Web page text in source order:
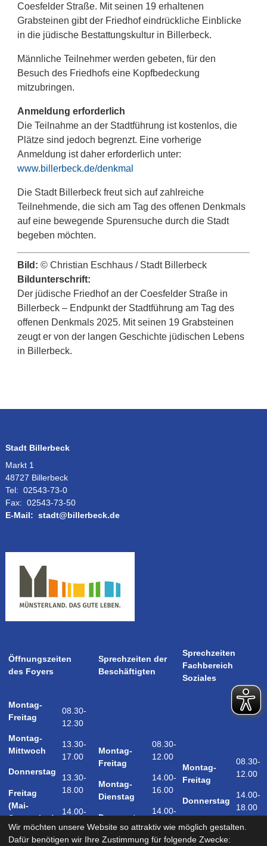
Coesfelder Straße. Mit seinen 19 erhaltenen
Grabsteinen gibt der Friedhof eindrückliche Einblicke
in die jüdische Bestattungskultur in Billerbeck.
Männliche Teilnehmer werden gebeten, für den
Besuch des Friedhofs eine Kopfbedeckung
mitzubringen.
Anmeldung erforderlich
Die Teilnahme an der Stadtführung ist kostenlos, die
Plätze sind jedoch begrenzt. Eine vorherige
Anmeldung ist daher erforderlich unter:
www.billerbeck.de/denkmal
Die Stadt Billerbeck freut sich auf zahlreiche
Teilnehmende, die sich am Tag des offenen Denkmals
auf eine bewegende Spurensuche durch die Stadt
begeben möchten.
Bild: © Christian Eschhaus / Stadt Billerbeck
Bildunterschrift:
Der jüdische Friedhof an der Coesfelder Straße in
Billerbeck – Endpunkt der Stadtführung am Tag des
offenen Denkmals 2025. Mit seinen 19 Grabsteinen
zeugt er von der langen Geschichte jüdischen Lebens
in Billerbeck.
Stadt Billerbeck
Markt 1
48727 Billerbeck
Tel: 02543-73-0
Fax: 02543-73-50
E-Mail: stadt@billerbeck.de
Öffnungszeiten
des Foyers
Sprechzeiten der
Beschäftigten
Sprechzeiten
Fachbereich
Soziales
Montag-
Freitag
Montag-
Mittwoch
Donnerstag
Freitag
(Mai-
September)
Samstag
08.30-
12.30
13.30-
17.00
13.30-
18.00
14.00-
17.00
Montag-
Freitag
Montag-
Dienstag
Donnerstag
08.30-
12.00
14.00-
16.00
14.00-
18.00
Montag-
Freitag
Donnerstag
08.30-
12.00
14.00-
18.00
Wir möchten unsere Website so attraktiv wie möglich gestalten.
Dafür benötigen wir Ihre Zustimmung für folgende Zwecke: